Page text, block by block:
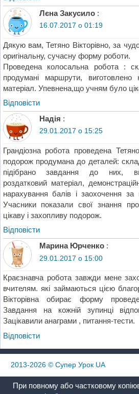
Лєна Закусило :
16.07.2017 о 01:19
Дякую вам, Тетяно Вікторівно, за
оригінальну, сучасну форму роботи.
Проведена колосальна робота :
продумані маршрути, виготовлено
матеріал. Упевнена,що учням було
Відповіcти
Надія :
29.01.2017 о 15:25
Грандіозна робота проведена
подорож продумана до деталей:
підібрано завдання до них,
роздатковий матеріал,
нарахування балів і заохочення
Учасники показали свої знання
цікаву і захопливу подорож.
Відповіcти
Марина Юрченко :
29.01.2017 о 15:00
Краєзнавча робота завжди мене
вчителям. які займаються цією
Вікторівна обирає форму
Завдання на кожній зупинці
Зацікавили анаграми , питання-тести.
Відповіcти
2013-2026 © Супер Урок UA
При повному або частковому